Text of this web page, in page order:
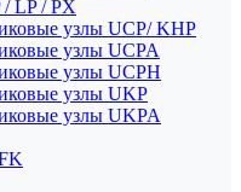
/ LP / PX
узлы UCP/ KHP
узлы UCPA
узлы UCPH
узлы UKP
узлы UKPA